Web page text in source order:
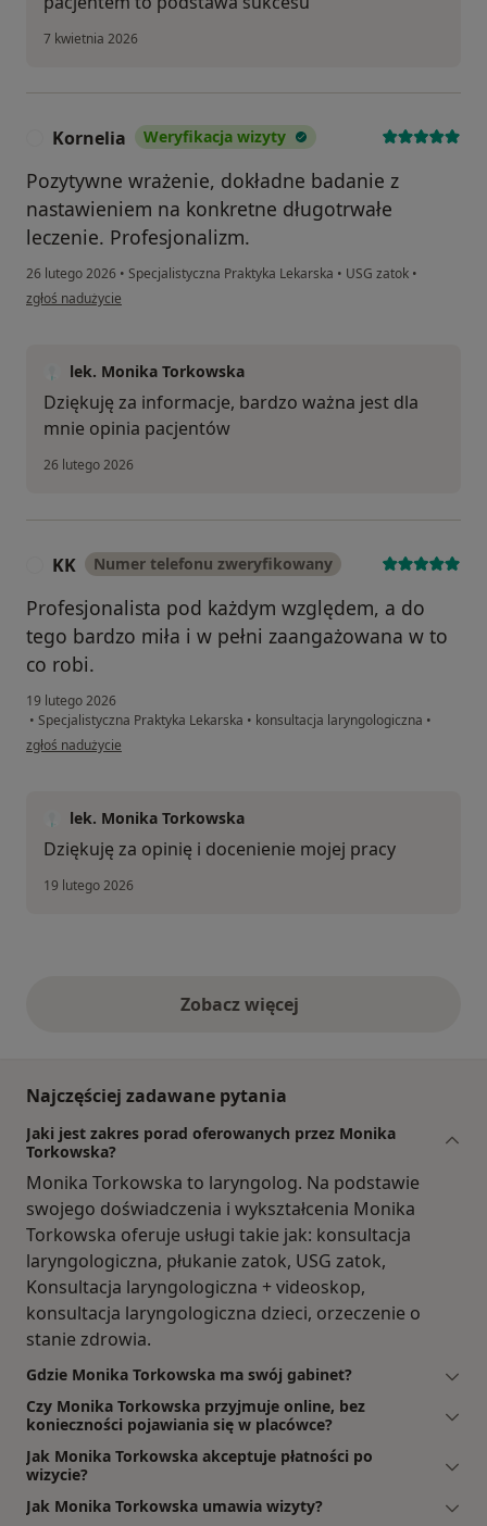
7 kwietnia 2026
Kornelia Weryfikacja wizyty
Pozytywne wrażenie, dokładne badanie z
nastawieniem na konkretne długotrwałe
leczenie. Profesjonalizm.
26 lutego 2026 • Specjalistyczna Praktyka Lekarska • USG zatok •
w opinii użytkownika Kornelia
zgłoś nadużycie
lek. Monika Torkowska
Dziękuję za informacje, bardzo ważna jest dla
mnie opinia pacjentów
26 lutego 2026
KK Numer telefonu zweryfikowany
Profesjonalista pod każdym względem, a do
tego bardzo miła i w pełni zaangażowana w to
co robi.
19 lutego 2026
• Specjalistyczna Praktyka Lekarska • konsultacja laryngologiczna •
w opinii użytkownika KK
zgłoś nadużycie
lek. Monika Torkowska
Dziękuję za opinię i docenienie mojej pracy
19 lutego 2026
Zobacz więcejopinie powyżej
Najczęściej zadawane pytania
Jaki jest zakres porad oferowanych przez Monika
Torkowska?
Monika Torkowska to laryngolog. Na podstawie
swojego doświadczenia i wykształcenia Monika
Torkowska oferuje usługi takie jak: konsultacja
laryngologiczna, płukanie zatok, USG zatok,
Konsultacja laryngologiczna + videoskop,
konsultacja laryngologiczna dzieci, orzeczenie o
stanie zdrowia.
Gdzie Monika Torkowska ma swój gabinet?
Czy Monika Torkowska przyjmuje online, bez
konieczności pojawiania się w placówce?
Jak Monika Torkowska akceptuje płatności po
wizycie?
Jak Monika Torkowska umawia wizyty?